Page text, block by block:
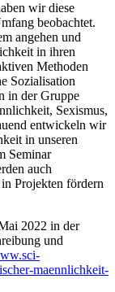
wir diese
beobachtet.
angehen und
in ihren
Methoden
Sozialisation
in der Gruppe
Sexismus,
entwickeln wir
in unseren
Seminar
auch
Projekten fördern
2022 in der
und
maennlichkeit-